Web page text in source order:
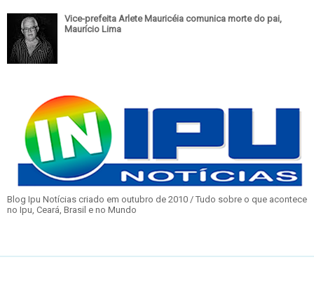
Vice-prefeita Arlete Mauricéia comunica morte do pai,
Maurício Lima
Blog Ipu Notícias criado em outubro de 2010 / Tudo sobre o que acontece
no Ipu, Ceará, Brasil e no Mundo